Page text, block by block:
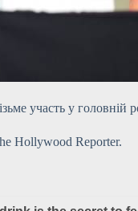
участь у головній
Hollywood Reporter.